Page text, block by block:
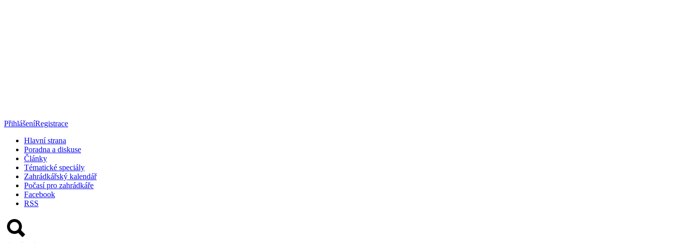
PřihlášeníRegistrace
Hlavní strana
Poradna a diskuse
Články
Tématické speciály
Zahrádkářský kalendář
Počasí pro zahrádkáře
Facebook
RSS